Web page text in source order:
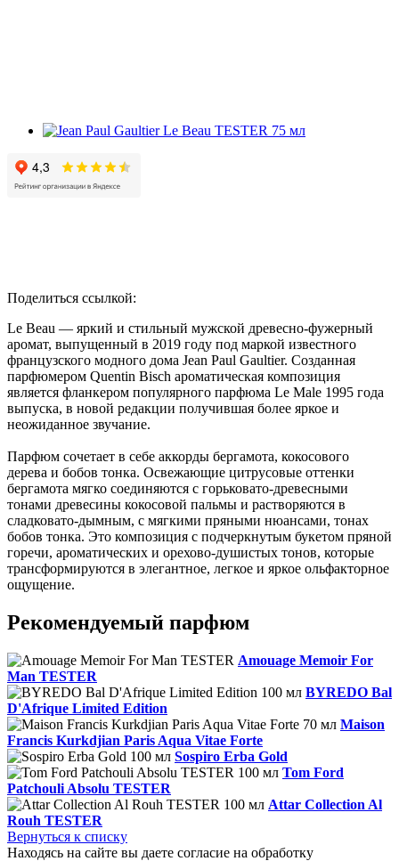
Поделиться ссылкой:
Le Beau — яркий и стильный мужской древесно-фужерный
аромат, выпущенный в 2019 году под маркой известного
французского модного дома Jean Paul Gaultier. Созданная
парфюмером Quentin Bisch ароматическая композиция
является фланкером популярного парфюма Le Male 1995 года
выпуска, в новой редакции получившая более яркое и
неожиданное звучание.
Парфюм сочетает в себе аккорды бергамота, кокосового
дерева и бобов тонка. Освежающие цитрусовые оттенки
бергамота мягко соединяются с горьковато-древесными
тонами древесины кокосовой пальмы и растворяются в
сладковато-дымным, с мягкими пряными нюансами, тонах
бобов тонка. Это композиция с подчеркнутым букетом пряной
горечи, ароматических и орехово-душистых тонов, которые
трансформируются в элегантное, легкое и яркое ольфакторное
ощущение.
Рекомендуемый парфюм
Amouage Memoir For
Man TESTER
BYREDO Bal
D'Afrique Limited Edition
Maison
Francis Kurkdjian Paris Aqua Vitae Forte
Sospiro Erba Gold
Tom Ford
Patchouli Absolu TESTER
Attar Collection Al
Rouh TESTER
Вернуться к списку
Находясь на сайте вы даете согласие на обработку